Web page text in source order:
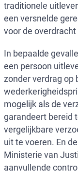
traditionele
een versnelde
voor de
In bepaalde
een persoon
zonder verdrag op
mogelijk als de
garandeert bereid
vergelijkbare
uit te voeren. En
Ministerie van
aanvullende